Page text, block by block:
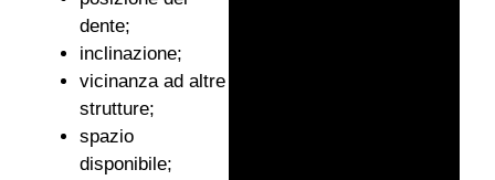
dente;
inclinazione;
vicinanza ad altre
strutture;
spazio
disponibile;